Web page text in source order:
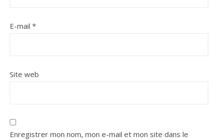
E-mail *
Site web
Enregistrer mon nom, mon e-mail et mon site dans le